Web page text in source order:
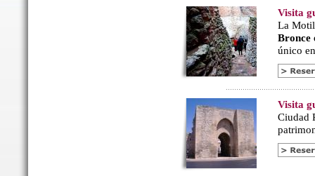
Visita
La
Bronce
único
Visita
Ciudad